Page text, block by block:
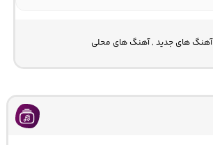
آهنگ های جدید , آهنگ های محلی